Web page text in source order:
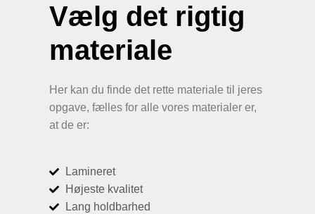
Vælg det rigtig
materiale
Her kan du finde det rette materiale til jeres
opgave, fælles for alle vores materialer er,
at de er:
Lamineret
Højeste kvalitet
Lang holdbarhed